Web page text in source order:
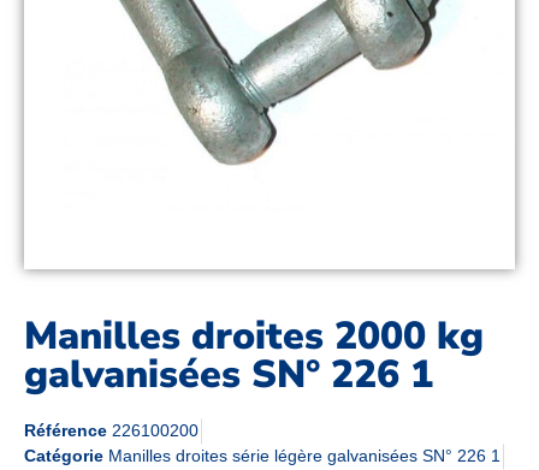
Manilles droites 2000 kg
galvanisées SN° 226 1
Référence 226100200
Catégorie Manilles droites série légère galvanisées SN° 226 1